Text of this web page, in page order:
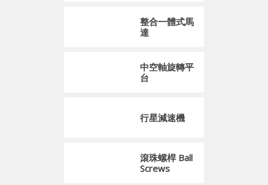
整合一體式馬
達
中空軸旋轉平
台
行星減速機
滾珠螺桿 Ball
Screws